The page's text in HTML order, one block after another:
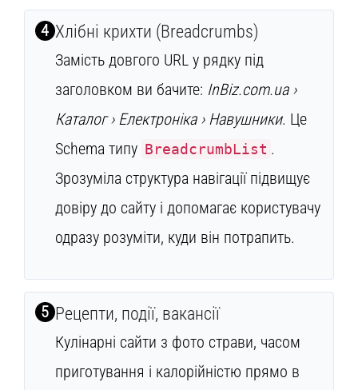
4 Хлібні крихти (Breadcrumbs)
Замість довгого URL у рядку під
заголовком ви бачите: InBiz.com.ua ›
Каталог › Електроніка › Навушники. Це
Schema типу BreadcrumbList .
Зрозуміла структура навігації підвищує
довіру до сайту і допомагає користувачу
одразу розуміти, куди він потрапить.
5 Рецепти, події, вакансії
Кулінарні сайти з фото страви, часом
приготування і калорійністю прямо в